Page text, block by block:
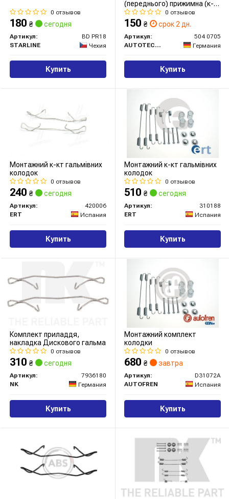
0 отзывов
180 ₴ сегодня
Артикул:
BD PR18
STARLINE
Чехия
Купить
(переднього) прижимна (к-
кт) Dacia Duster/Citroen
Berlingo 05- (Ate)
0 отзывов
150 ₴ срок 2 дн.
Артикул:
504 0705
AUTOTECHTEILE
Германия
Купить
Монтажний к-кт гальмівних
колодок
0 отзывов
240 ₴ сегодня
Артикул:
420006
ERT
Испания
Купить
Монтажний к-кт гальмівних
колодок
0 отзывов
510 ₴ сегодня
Артикул:
310188
ERT
Испания
Купить
Комплект приладдя,
накладка Дискового гальма
0 отзывов
310 ₴ сегодня
Артикул:
7936180
NK
Германия
Купить
Монтажний комплект
колодки
0 отзывов
680 ₴ завтра
Артикул:
D31072A
AUTOFREN
Испания
Купить